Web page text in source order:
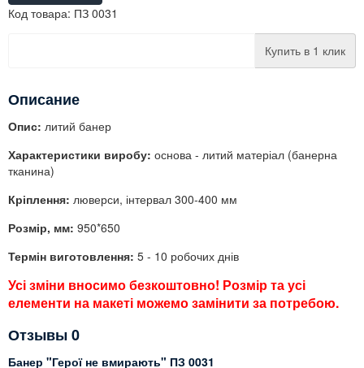
Код товара: ПЗ 0031
Купить в 1 клик
Описание
Опис: литий банер
Характеристики виробу: основа - литий матеріал (банерна
тканина)
Кріплення: люверси, інтервал 300-400 мм
Розмір, мм: 950*650
Термін виготовлення: 5 - 10 робочих днів
Усі зміни вносимо безкоштовно! Розмір та усі
елементи на макеті можемо замінити за потребою.
Отзывы0
Банер "Герої не вмирають" ПЗ 0031